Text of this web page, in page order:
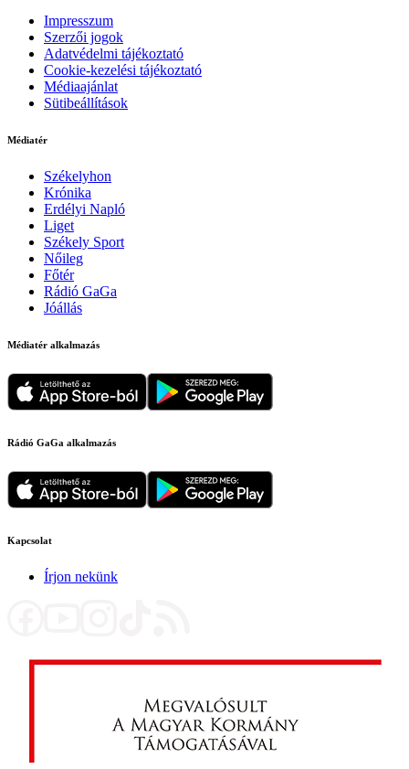
Impresszum
Szerzői jogok
Adatvédelmi tájékoztató
Cookie-kezelési tájékoztató
Médiaajánlat
Sütibeállítások
Médiatér
Székelyhon
Krónika
Erdélyi Napló
Liget
Székely Sport
Nőileg
Főtér
Rádió GaGa
Jóállás
Médiatér alkalmazás
Rádió GaGa alkalmazás
Kapcsolat
Írjon nekünk